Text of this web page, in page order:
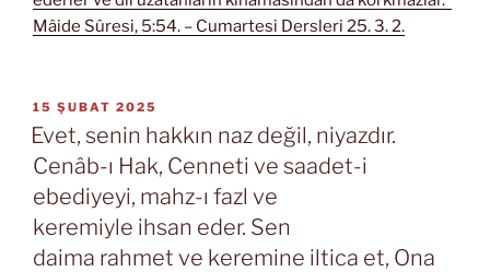
Mâide Sûresi, 5:54. – Cumartesi Dersleri 25. 3. 2.
YAYIM
TARIHI
15 ŞUBAT 2025
Evet, senin hakkın naz değil, niyazdır.
Cenâb-ı Hak, Cenneti ve saadet-i
ebediyeyi, mahz-ı fazl ve
keremiyle ihsan eder. Sen
daima rahmet ve keremine iltica et, Ona